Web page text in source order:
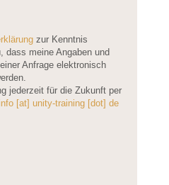
zur Kenntnis
dass meine Angaben und
Anfrage elektronisch
jederzeit für die Zukunft per
info [at] unity-training [dot] de